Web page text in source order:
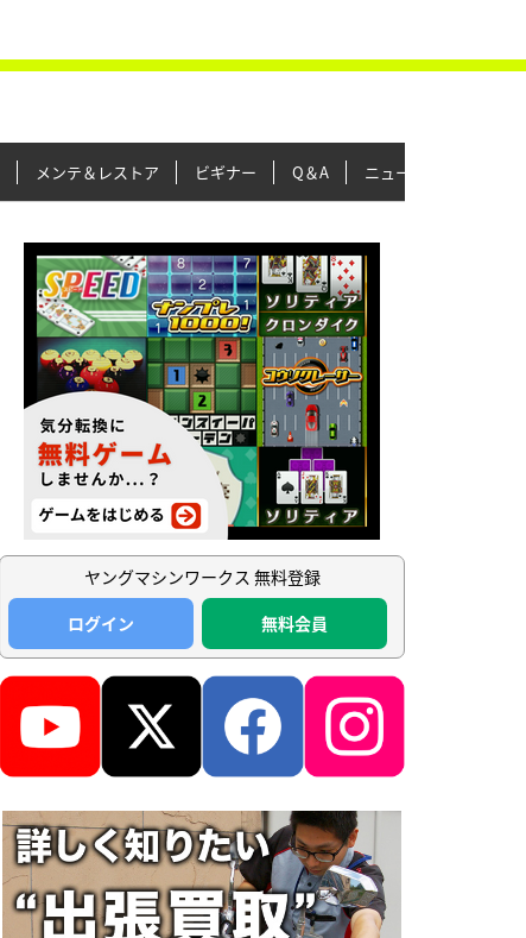
メンテ＆レストア ビギナー Q＆A ニュース＆トピックス
ヤングマシンワークス 無料登録
ログイン
無料会員